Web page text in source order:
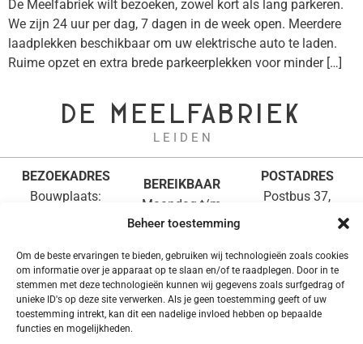
Beheer toestemming
Om de beste ervaringen te bieden, gebruiken wij technologieën zoals cookies
om informatie over je apparaat op te slaan en/of te raadplegen. Door in te
stemmen met deze technologieën kunnen wij gegevens zoals surfgedrag of
unieke ID's op deze site verwerken. Als je geen toestemming geeft of uw
toestemming intrekt, kan dit een nadelige invloed hebben op bepaalde
functies en mogelijkheden.
De Meelfabriek wilt bezoeken, zowel kort als lang parkeren.
We zijn 24 uur per dag, 7 dagen in de week open. Meerdere
laadplekken beschikbaar om uw elektrische auto te laden.
Ruime opzet en extra brede parkeerplekken voor minder […]
DE MEELFABRIEK
L E I D E N
BEZOEKADRES
Bouwplaats:
Kantoor: ’s
Gravendijckseweg
50,
Noordwijk
BEREIKBAAR
Maandag t/m
vrijdag
uur
071-3610714
POSTADRES
Postbus 37,
2200 AA Noordwijk